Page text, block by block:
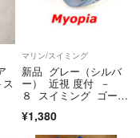
ス
マリン/スイミング
新品 グレー（シルバ
ー） 近視 度付 －
８ スイミング ゴーグ
¥1,380